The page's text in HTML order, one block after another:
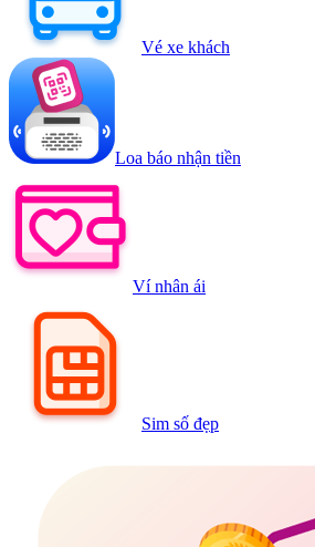
Vé xe khách
Loa báo nhận tiền
Ví nhân ái
Sim số đẹp